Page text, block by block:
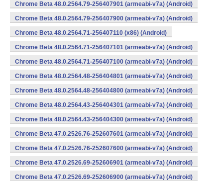
Chrome Beta 48.0.2564.79-256407901 (armeabi-v7a) (Android)
Chrome Beta 48.0.2564.79-256407900 (armeabi-v7a) (Android)
Chrome Beta 48.0.2564.71-256407110 (x86) (Android)
Chrome Beta 48.0.2564.71-256407101 (armeabi-v7a) (Android)
Chrome Beta 48.0.2564.71-256407100 (armeabi-v7a) (Android)
Chrome Beta 48.0.2564.48-256404801 (armeabi-v7a) (Android)
Chrome Beta 48.0.2564.48-256404800 (armeabi-v7a) (Android)
Chrome Beta 48.0.2564.43-256404301 (armeabi-v7a) (Android)
Chrome Beta 48.0.2564.43-256404300 (armeabi-v7a) (Android)
Chrome Beta 47.0.2526.76-252607601 (armeabi-v7a) (Android)
Chrome Beta 47.0.2526.76-252607600 (armeabi-v7a) (Android)
Chrome Beta 47.0.2526.69-252606901 (armeabi-v7a) (Android)
Chrome Beta 47.0.2526.69-252606900 (armeabi-v7a) (Android)